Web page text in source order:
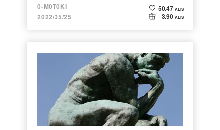
汎用的なスキル
0-M0T0KI
2022/05/25
50.47 ALIS
3.90 ALIS